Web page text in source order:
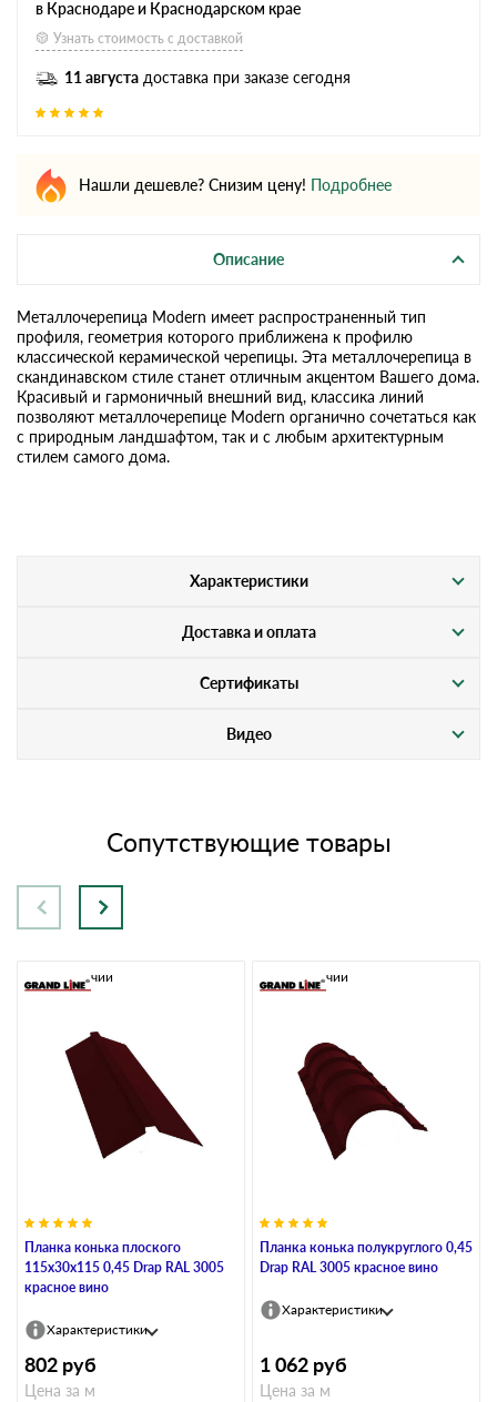
в Краснодаре и Краснодарском крае
Узнать стоимость с доставкой
11 августа доставка при заказе сегодня
Нашли дешевле? Снизим цену! Подробнее
Описание
Металлочерепица Modern имеет распространенный тип
профиля, геометрия которого приближена к профилю
классической керамической черепицы. Эта металлочерепица в
скандинавском стиле станет отличным акцентом Вашего дома.
Красивый и гармоничный внешний вид, классика линий
позволяют металлочерепице Modern органично сочетаться как
с природным ландшафтом, так и с любым архитектурным
стилем самого дома.
Характеристики
Доставка и оплата
Сертификаты
Видео
Сопутствующие товары
Планка конька плоского
115х30х115 0,45 Drap RAL 3005
красное вино
В наличии
Характеристики
802 руб
Цена за м
Планка конька полукруглого 0,45
Drap RAL 3005 красное вино
В наличии
Характеристики
1 062 руб
Цена за м